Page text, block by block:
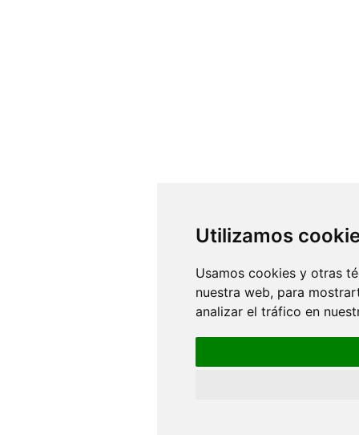
Utilizamos
Usamos cookies y otras
nuestra web, para
analizar el tráfico en